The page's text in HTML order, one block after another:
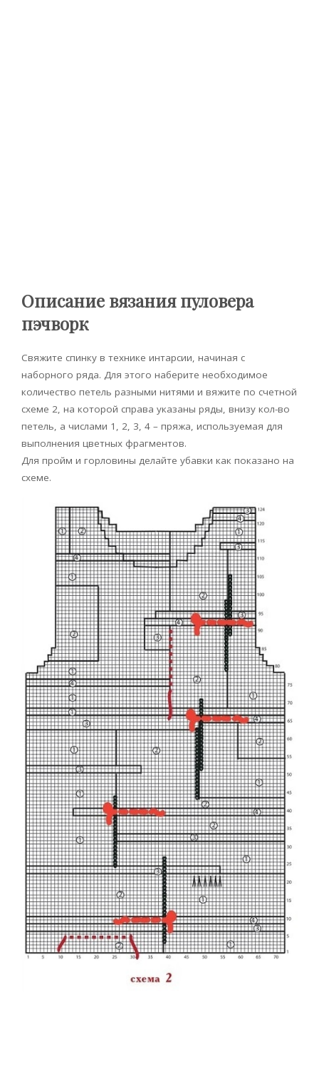
Описание вязания пуловера
пэчворк
Свяжите спинку в технике интарсии, начиная с
наборного ряда. Для этого наберите необходимое
количество петель разными нитями и вяжите по счетной
схеме 2, на которой справа указаны ряды, внизу кол-во
петель, а числами 1, 2, 3, 4 – пряжа, используемая для
выполнения цветных фрагментов.
Для пройм и горловины делайте убавки как показано на
схеме.